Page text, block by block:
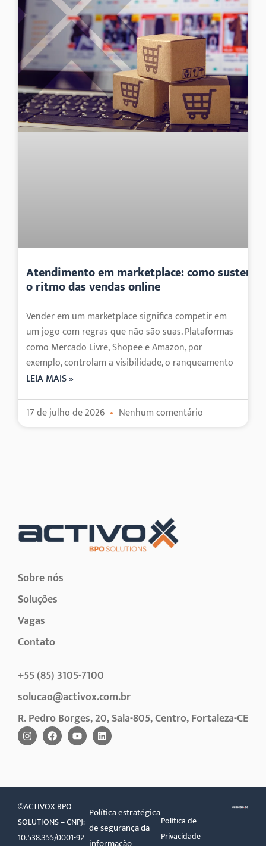
Atendimento em marketplace: como
o ritmo das vendas online
Vender em um marketplace significa competir em
um jogo com regras que não são suas. Plataformas
como Mercado Livre, Shopee e Amazon, por
exemplo, controlam a visibilidade, o ranqueamento
LEIA MAIS »
17 de julho de 2026 Nenhum comentário
Sobre nós
Soluções
Vagas
Contato
+55 (85) 3105-7100
solucao@activox.com.br
R. Pedro Borges, 20, Sala-805, Centro, Fortaleza-CE
©ACTIVOX BPO
SOLUTIONS – CNPJ:
10.538.355/0001-92
Política estratégica
de segurança da
informação
Política de
Privacidade